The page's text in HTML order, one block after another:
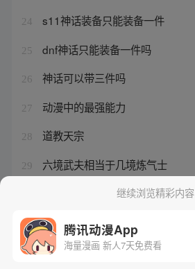
24 s11神话装备只能装备一件
25 dnf神话只能装备一件吗
26 神话可以带三件吗
27 动漫中的最强能力
28 道教天宗
29 六境武夫相当于几境炼气士
继续浏览精彩内容
腾讯动漫App
海量漫画 新人7天免费看